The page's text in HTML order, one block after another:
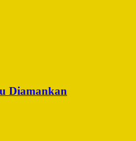
Diamankan